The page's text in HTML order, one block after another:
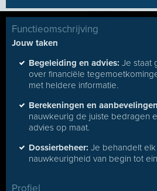
Functieomschrijving
Jouw taken
Begeleiding en advies: Je staat
over financiële
met heldere informatie.
Berekeningen en
nauwkeurig de juiste bedragen
advies op maat.
Dossierbeheer: Je behandelt
nauwkeurigheid van begin tot
Profiel